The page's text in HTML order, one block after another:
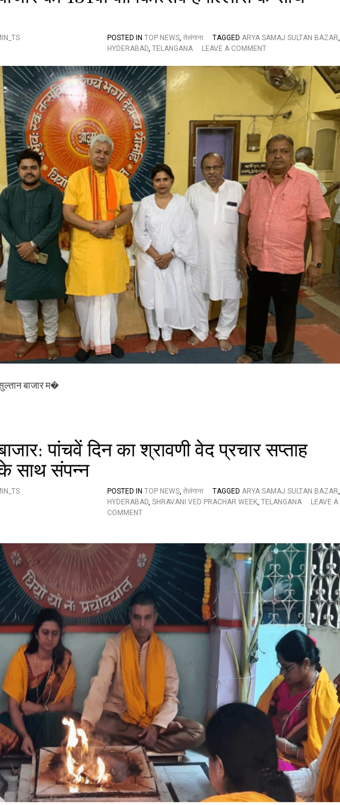
POSTED IN TOP NEWS, तेलंगाना TAGGED ARYA SAMAJ SULTAN BAZAR,
HYDERABAD, TELANGANA LEAVE A COMMENTO
आ
र्य
मा
ज
ल्ता
न
बा
जा
र
का
3
1
वां
वा
र्षि
को
त्स
र्षो
ल्ला
स
के
थ
सुल्तान बाजार म�
पांचवें दिन का श्रावणी वेद प्रचार सप्ताह
के साथ संपन्न
POSTED IN TOP NEWS, तेलंगाना TAGGED ARYA SAMAJ SULTAN BAZAR,
HYDERABAD, SHRAVANI VED PRACHAR WEEK, TELANGANA
LEAVE A
COMMENTO
र्य
स
मा
ज
सु
न
बा
जा
र
:
च
वें
दि
न
का
श्रा
व
णी
वे
द
प्र
चा